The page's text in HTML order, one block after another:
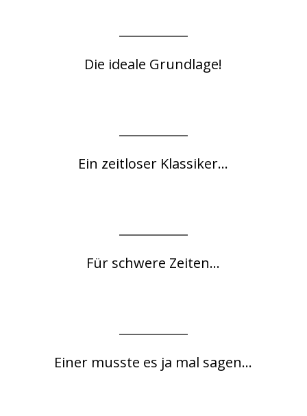
Die ideale Grundlage!
Ein zeitloser Klassiker...
Für schwere Zeiten...
Einer musste es ja mal sagen...